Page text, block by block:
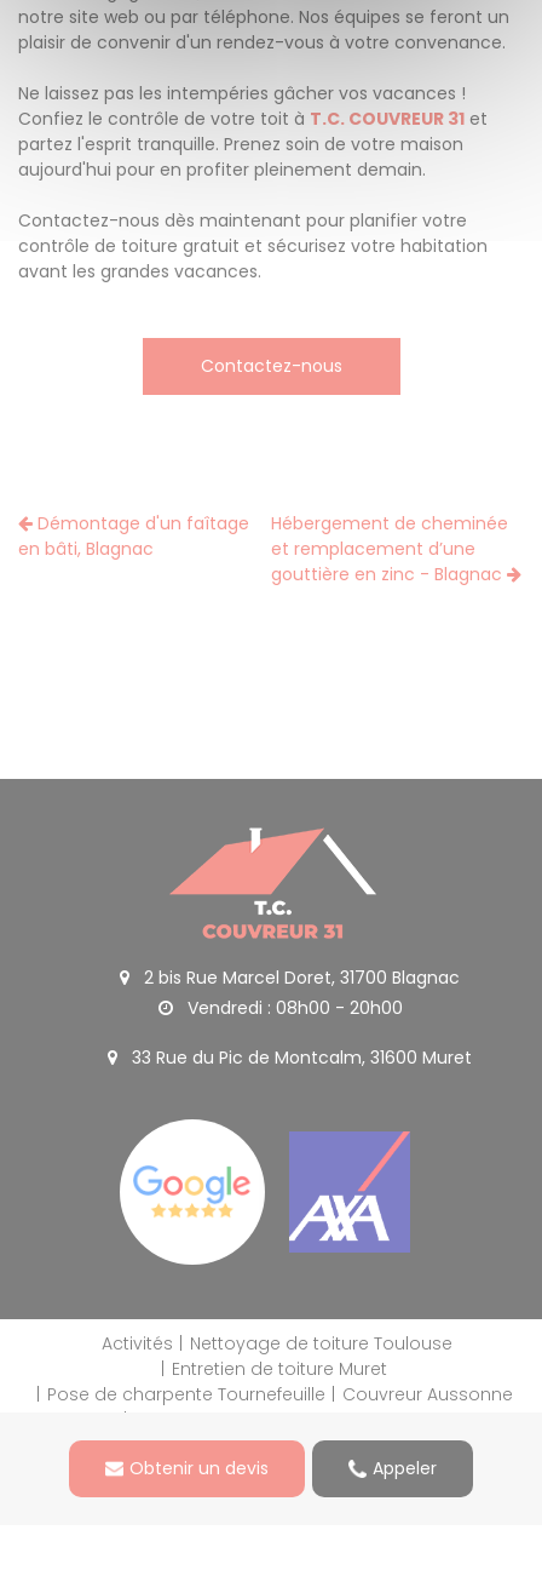
Obtenir un devis Appeler
notre site web ou par téléphone. Nos équipes se feront un
plaisir de convenir d'un rendez-vous à votre convenance.
Ne laissez pas les intempéries gâcher vos vacances !
Confiez le contrôle de votre toit à T.C. COUVREUR 31 et
partez l'esprit tranquille. Prenez soin de votre maison
aujourd'hui pour en profiter pleinement demain.
Contactez-nous dès maintenant pour planifier votre
contrôle de toiture gratuit et sécurisez votre habitation
avant les grandes vacances.
Contactez-nous
Démontage d'un faîtage
en bâti, Blagnac
Hébergement de cheminée
et remplacement d’une
gouttière en zinc - Blagnac
2 bis Rue Marcel Doret, 31700 Blagnac
Vendredi : 08h00 - 20h00
33 Rue du Pic de Montcalm, 31600 Muret
Activités
Nettoyage de toiture Toulouse
Entretien de toiture Muret
Pose de charpente Tournefeuille
Couvreur Aussonne
Mentions légales
Charte d’utilisation des données
Blog